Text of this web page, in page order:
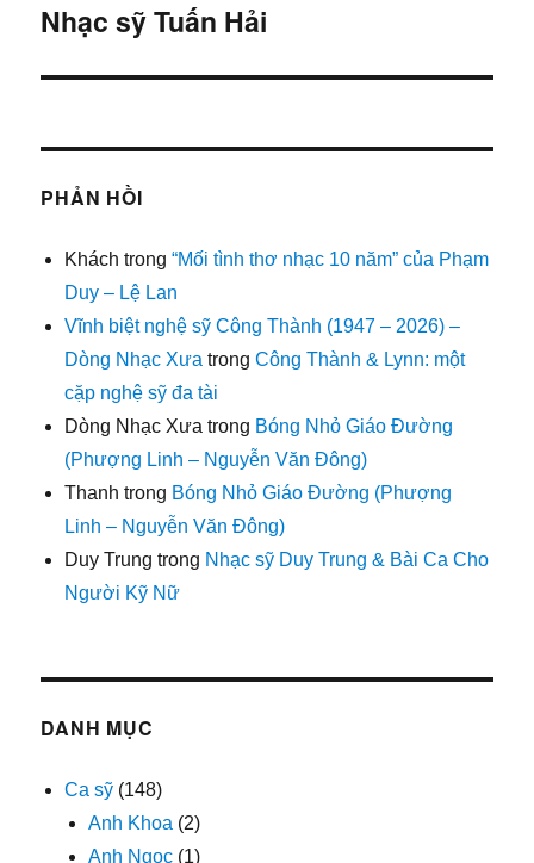
Bài
Nhạc sỹ Tuấn Hải
PHẢN HỒI
Khách trong“Mối tình thơ nhạc 10 năm” của Phạm
Duy – Lệ Lan
Vĩnh biệt nghệ sỹ Công Thành (1947 – 2026) –
Dòng Nhạc Xưa trongCông Thành & Lynn: một
cặp nghệ sỹ đa tài
Dòng Nhạc Xưa trong Bóng Nhỏ Giáo Đường
(Phượng Linh – Nguyễn Văn Đông)
Thanh trong Bóng Nhỏ Giáo Đường (Phượng
Linh – Nguyễn Văn Đông)
Duy Trung trong Nhạc sỹ Duy Trung & Bài Ca Cho
Người Kỹ Nữ
DANH MỤC
Ca sỹ (148)
Anh Khoa (2)
Anh Ngọc (1)